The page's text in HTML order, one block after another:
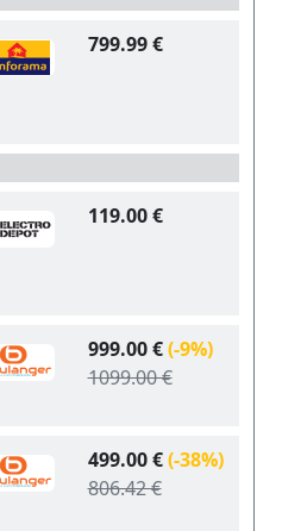
799.99 €
119.00 €
999.00 €(-9%)
1099.00 €
499.00 €(-38%)
806.42 €